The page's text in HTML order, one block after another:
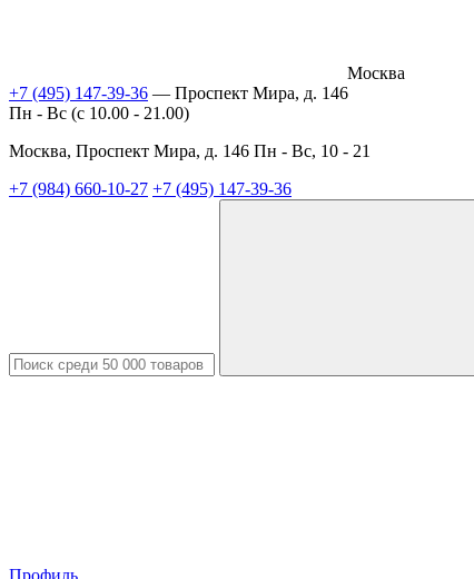
Москва
+7 (495) 147-39-36 — Проспект Мира, д. 146
Пн - Вс (c 10.00 - 21.00)
Москва, Проспект Мира, д. 146 Пн - Вс, 10 - 21
+7 (984) 660-10-27 +7 (495) 147-39-36
Профиль